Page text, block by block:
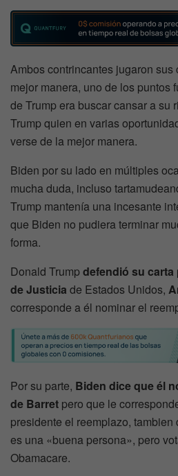
Ambos contrincantes jugaron sus
mejor manera, uno de los puntos
de Trump era buscar cansar a su
Trump quien en varias
verse de la mejor manera.
Biden por su lado en múltiples
mucha duda, incluso
Trump mantenía una incesante
que Biden no pudiera terminar
forma.
Donald Trumpdefendió su carta
de Justicia de Estados Unidos,
corresponde a él nominar el
Por su parte, Biden dice que él
de Barret pero que le
presidente el reemplazo,
es una «buena persona», pero
Obamacare.